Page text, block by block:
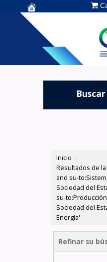
Centro de
Documentación
OLADE -
Buscar
Inicio ›
Resultados de
and su-
Sociedad del
su-
Sociedad del
Energía'
Refinar su